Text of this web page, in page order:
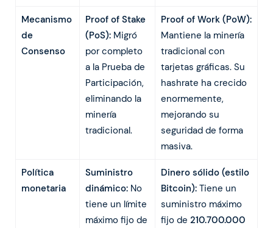
Mecanismo
de
Consenso
Proof of Stake
(PoS):Migró
por completo
a la Prueba de
Participación,
eliminando la
minería
tradicional.
Proof of Work (PoW):
Mantiene la minería
tradicional con
tarjetas gráficas. Su
hashrate ha crecido
enormemente,
mejorando su
seguridad de forma
masiva.
Política
monetaria
Suministro
dinámico:No
tiene un límite
máximo fijo de
Dinero sólido (estilo
Bitcoin):Tiene un
suministro máximo
fijo de 210.700.000